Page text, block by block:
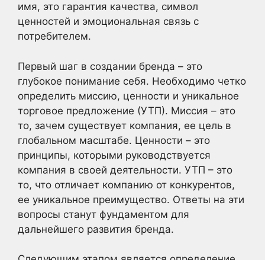
имя, это гарантия качества, символ
ценностей и эмоциональная связь с
потребителем.
Первый шаг в создании бренда – это
глубокое понимание себя. Необходимо четко
определить миссию, ценности и уникальное
торговое предложение (УТП). Миссия – это
то, зачем существует компания, ее цель в
глобальном масштабе. Ценности – это
принципы, которыми руководствуется
компания в своей деятельности. УТП – это
то, что отличает компанию от конкурентов,
ее уникальное преимущество. Ответы на эти
вопросы станут фундаментом для
дальнейшего развития бренда.